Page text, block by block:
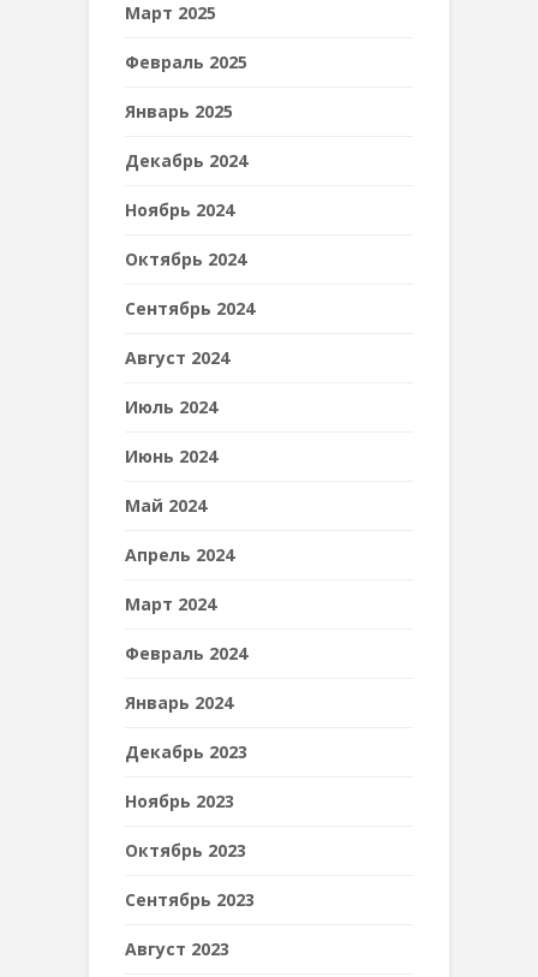
Март 2025
Февраль 2025
Январь 2025
Декабрь 2024
Ноябрь 2024
Октябрь 2024
Сентябрь 2024
Август 2024
Июль 2024
Июнь 2024
Май 2024
Апрель 2024
Март 2024
Февраль 2024
Январь 2024
Декабрь 2023
Ноябрь 2023
Октябрь 2023
Сентябрь 2023
Август 2023